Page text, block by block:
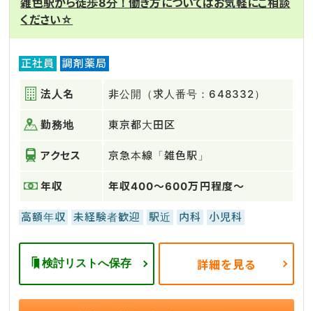
雑色駅から徒歩8分！働き方についてはお気軽にご相談
ください☆
正社員 調剤薬局
法人名 非公開（求人番号：648332）
勤務地 東京都大田区
アクセス 京急本線「雑色駅」
年収 年収400～600万円程度～
高額年収 未経験者歓迎 駅近 内科 小児科
検討リストへ保存 詳細を見る